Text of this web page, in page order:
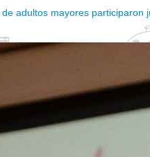
adultos mayores participaron